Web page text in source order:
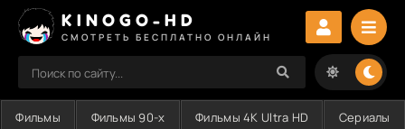
KINOGO-HD
СМОТРЕТЬ БЕСПЛАТНО ОНЛАЙН
Фильмы Фильмы 90-х Фильмы 4K Ultra HD Сериалы